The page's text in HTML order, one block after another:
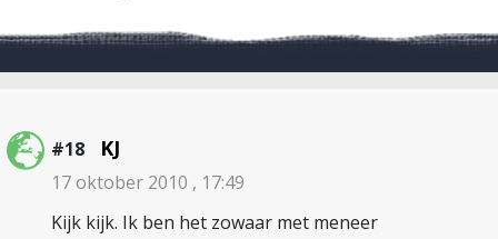
#18 KJ
17 oktober 2010 , 17:49
Kijk kijk. Ik ben het zowaar met meneer